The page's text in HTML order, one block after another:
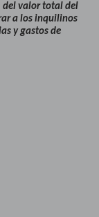
del valor total del
a los inquilinos
y gastos de